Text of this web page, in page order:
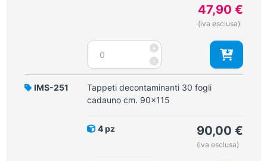
prezzo
originale
52,00 €.
47,90 €
Il
attuale
47,90 €.
(iva esclusa)
-
Tappeti
decontaminanti
30
fogli
cadauno
quantità
+
IMS-251
Tappeti decontaminanti 30 fogli
cadauno cm. 90x115
4 pz 90,00 €
(iva esclusa)